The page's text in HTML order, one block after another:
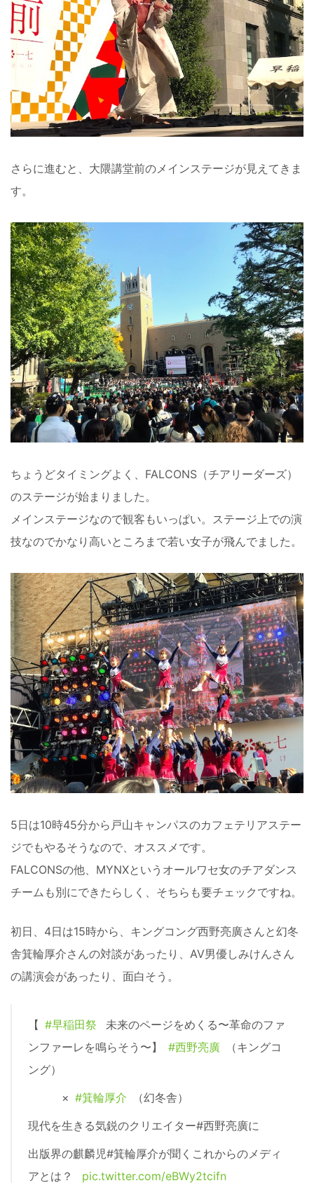
さらに進むと、大隈講堂前のメインステージが見えてきま
す。
ちょうどタイミングよく、FALCONS（チアリーダーズ）
のステージが始まりました。
メインステージなので観客もいっぱい。ステージ上での演
技なのでかなり高いところまで若い女子が飛んでました。
5日は10時45分から戸山キャンパスのカフェテリアステー
ジでもやるそうなので、オススメです。
FALCONSの他、MYNXというオールワセ女のチアダンス
チームも別にできたらしく、そちらも要チェックですね。
初日、4日は15時から、キングコング西野亮廣さんと幻冬
舎箕輪厚介さんの対談があったり、AV男優しみけんさん
の講演会があったり、面白そう。
【 #早稲田祭
未来のページをめくる〜革命のファ
ンファーレを鳴らそう〜】
#西野亮廣
（キングコ
ング）
× #箕輪厚介
（幻冬舎）
現代を生きる気鋭のクリエイター#西野亮廣に
出版界の麒麟児#箕輪厚介が聞くこれからのメディ
アとは？
pic.twitter.com/eBWy2tcifn